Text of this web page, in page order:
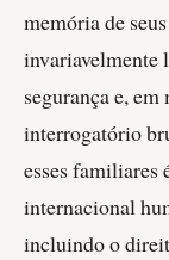
memória de
invariavelmente
segurança e, em
interrogatório
esses familiares
internacional
incluindo o